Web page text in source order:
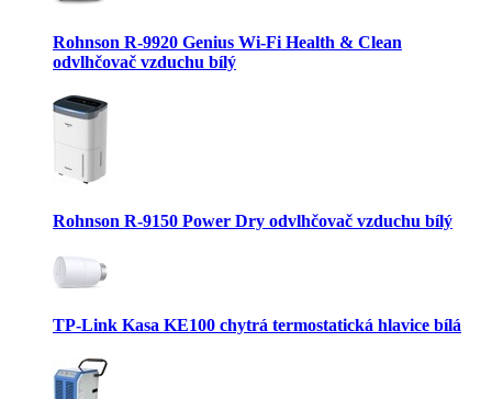
Rohnson R-9920 Genius Wi-Fi Health & Clean
odvlhčovač vzduchu bílý
Rohnson R-9150 Power Dry odvlhčovač vzduchu bílý
TP-Link Kasa KE100 chytrá termostatická hlavice bílá